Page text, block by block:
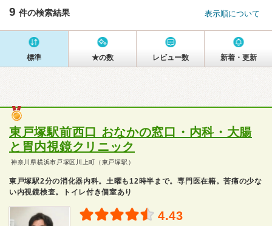
9 件の検索結果 表示順について
標準 ★の数 レビュー数 新着・更新
東戸塚駅前西口 おなかの窓口・内科・大腸
と胃内視鏡クリニック
神奈川県横浜市戸塚区川上町（東戸塚駅）
東戸塚駅2分の消化器内科。土曜も12時半まで。専門医在籍。苦痛の少な
い内視鏡検査。トイレ付き個室あり
4.43